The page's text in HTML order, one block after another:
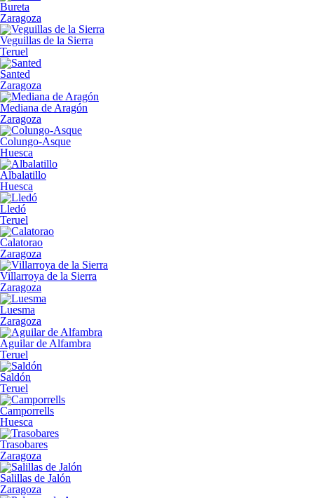
Bureta
Zaragoza
Veguillas de la Sierra
Teruel
Santed
Zaragoza
Mediana de Aragón
Zaragoza
Colungo-Asque
Huesca
Albalatillo
Huesca
Lledó
Teruel
Calatorao
Zaragoza
Villarroya de la Sierra
Zaragoza
Luesma
Zaragoza
Aguilar de Alfambra
Teruel
Saldón
Teruel
Camporrells
Huesca
Trasobares
Zaragoza
Salillas de Jalón
Zaragoza